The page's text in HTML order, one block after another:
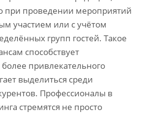
при проведении мероприятий
участием или с учётом
групп гостей. Такое
способствует
привлекательного
выделиться среди
Профессионалы в
стремятся не просто